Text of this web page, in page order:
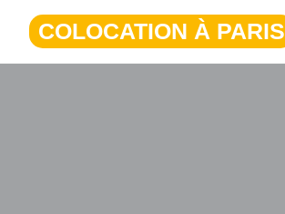
contenu
COLOCATION À PARIS